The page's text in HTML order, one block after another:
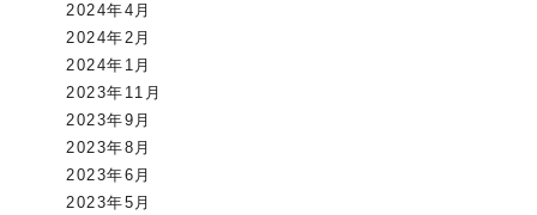
2024年4月
2024年2月
2024年1月
2023年11月
2023年9月
2023年8月
2023年6月
2023年5月